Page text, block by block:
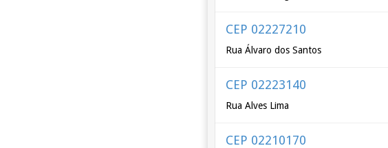
CEP 02227210
Rua Álvaro dos Santos
CEP 02223140
Rua Alves Lima
CEP 02210170